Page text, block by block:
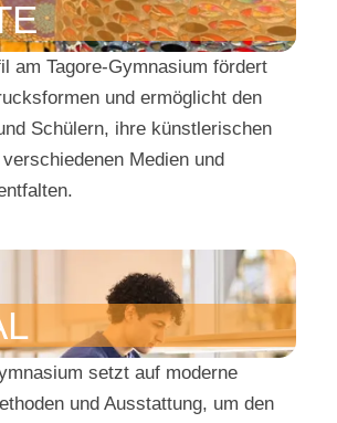
am Tagore-Gymnasium fördert
und ermöglicht den
Schülern, ihre künstlerischen
Medien und
setzt auf moderne
und Ausstattung, um den